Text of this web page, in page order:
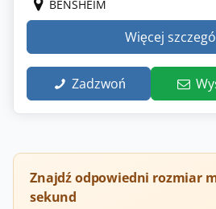
BENSHEIM
Więcej
Zadzwoń
Znajdź odpowiedni rozmiar
sekund